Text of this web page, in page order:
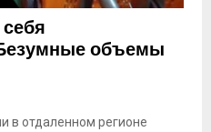
объемы
в отдаленном регионе